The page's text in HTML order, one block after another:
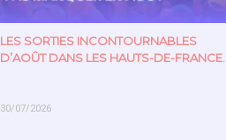
LES SORTIES INCONTOURNABLES
D’AOÛT DANS LES HAUTS-DE-FRANCE.
30/07/2026